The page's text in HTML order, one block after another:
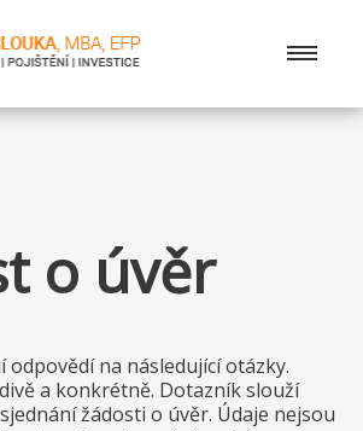
o úvěr
odpovědí na následující otázky.
a konkrétně. Dotazník slouží
žádosti o úvěr. Údaje nejsou